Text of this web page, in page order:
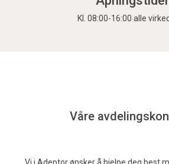
Kl. 08:00-16:00 alle
Våre
Vi i Adeptor ønsker å hjelpe deg best